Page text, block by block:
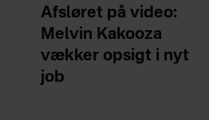
Afsløret på video:
Melvin Kakooza
vækker opsigt i nyt
job